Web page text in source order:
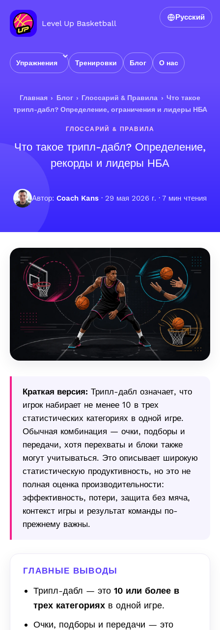
Level Up Basketball
Упражнения Тренировки Блог О нас
Русский
Главная › Блог › Глоссарий & Правила › Что такое
трипл-дабл? Определение, ограничения и лидеры НБА
ГЛОССАРИЙ & ПРАВИЛА
Что такое трипл-дабл? Определение,
рекорды и лидеры НБА
Автор: Coach Kans · 29 мая 2026 г. · 7 мин чтения
Краткая версия: Трипл-дабл означает, что
игрок набирает не менее 10 в трех
статистических категориях в одной игре.
Обычная комбинация — очки, подборы и
передачи, хотя перехваты и блоки также
могут учитываться. Это описывает широкую
статистическую продуктивность, но это не
полная оценка производительности:
эффективность, потери, защита без мяча,
контекст игры и результат команды по-
прежнему важны.
ГЛАВНЫЕ ВЫВОДЫ
Трипл-дабл — это 10 или более в
трех категорияхв одной игре.
Очки, подборы и передачи — это